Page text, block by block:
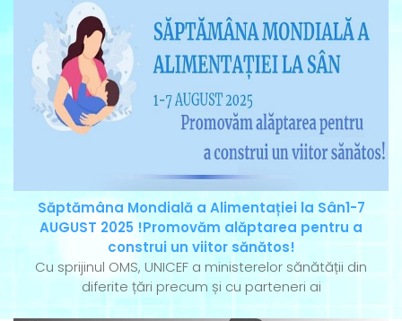
Săptămâna Mondială a Alimentației la Sân1-7
AUGUST 2025 !Promovăm alăptarea pentru a
construi un viitor sănătos!
Cu sprijinul OMS, UNICEF a ministerelor sănătății din
diferite țări precum și cu parteneri ai